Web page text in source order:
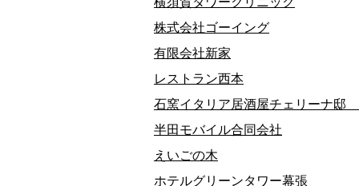
株式会社ゴーイング
有限会社新家
レストラン西本
石窯イタリア居酒屋チェリーナ邸
半田モバイル合同会社
えいごの木
ホテルグリーンタワー幕張